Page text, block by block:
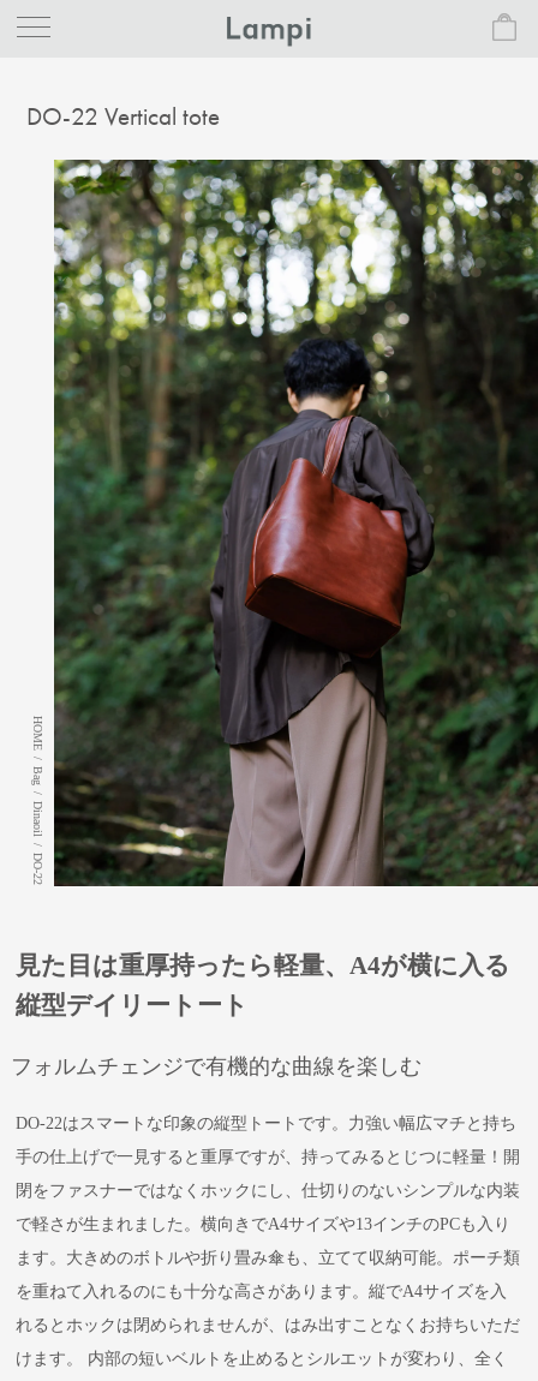
DO-22 Vertical tote
HOME
/
Bag
/
Dinaoil
/
DO-22
見た目は重厚持ったら軽量、A4が横に入る
縦型デイリートート
フォルムチェンジで有機的な曲線を楽しむ
DO-22はスマートな印象の縦型トートです。力強い幅広マチと持ち
手の仕上げで一見すると重厚ですが、持ってみるとじつに軽量！開
閉をファスナーではなくホックにし、仕切りのないシンプルな内装
で軽さが生まれました。横向きでA4サイズや13インチのPCも入り
ます。大きめのボトルや折り畳み傘も、立てて収納可能。ポーチ類
を重ねて入れるのにも十分な高さがあります。縦でA4サイズを入
れるとホックは閉められませんが、はみ出すことなくお持ちいただ
けます。 内部の短いベルトを止めるとシルエットが変わり、全く